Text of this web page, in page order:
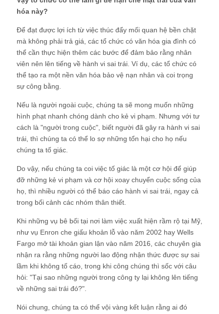
hóa này?
Để đạt được lợi ích từ việc thúc đẩy mối quan hệ bền chặt
mà không phải trả giá, các tổ chức có văn hóa gia đình có
thể cần thực hiện thêm các bước để đảm bảo rằng nhân
viên nên lên tiếng về hành vi sai trái. Ví dụ, các tổ chức có
thể tạo ra một nền văn hóa bảo vệ nạn nhân và coi trọng
sự công bằng.
Nếu là người ngoài cuộc, chúng ta sẽ mong muốn những
hình phạt nhanh chóng dành cho kẻ vi phạm. Nhưng với tư
cách là "người trong cuộc", biết người đã gây ra hành vi sai
trái, thì chúng ta có thể lo sợ những tổn hại cho họ nếu
chúng ta tố giác.
Do vậy, nếu chúng ta coi việc tố giác là một cơ hội để giúp
đỡ những kẻ vi phạm và cơ hội xoay chuyển cuộc sống của
họ, thì nhiều người có thể báo cáo hành vi sai trái, ngay cả
trong bối cảnh các nhóm thân thiết.
Khi những vụ bê bối tại nơi làm việc xuất hiện rầm rộ tại Mỹ,
như vụ Enron che giấu khoản lỗ vào năm 2002 hay Wells
Fargo mở tài khoản gian lận vào năm 2016, các chuyên gia
nhận ra rằng những người lao động nhận thức được sự sai
lầm khi không tố cáo, trong khi công chúng thì sốc với câu
hỏi: "Tại sao những người trong công ty lại không lên tiếng
về những sai trái đó?".
Nói chung, chúng ta có thể vội vàng kết luận rằng ai đó